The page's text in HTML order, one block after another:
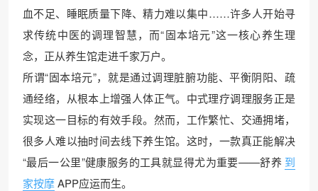
血不足、睡眠质量下降、精力难以集中……许多人开始寻
求传统中医的调理智慧，而“固本培元”这一核心养生理
念，正从养生馆走进千家万户。
所谓“固本培元”，就是通过调理脏腑功能、平衡阴阳、疏
通经络，从根本上增强人体正气。中式理疗调理服务正是
实现这一目标的有效手段。然而，工作繁忙、交通拥堵，
很多人难以抽时间去线下养生馆。这时，一款真正能解决
“最后一公里”健康服务的工具就显得尤为重要——舒养 到
家按摩APP应运而生。